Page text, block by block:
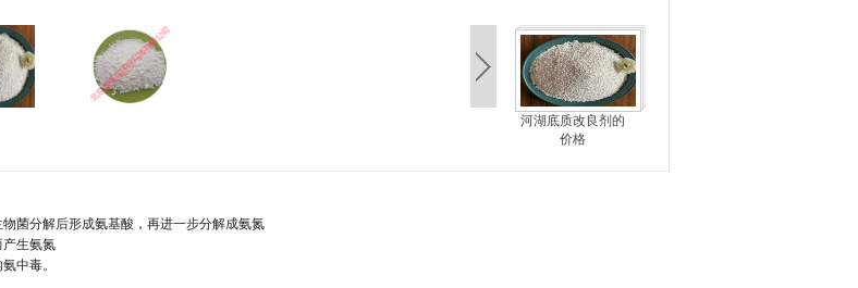
河湖底质改良剂的
价格
菌分解后形成氨基酸，再进一步分解成氨氮
产生氨氮
中毒。